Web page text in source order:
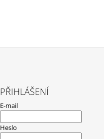
PŘIHLÁŠENÍ
E-mail
Heslo